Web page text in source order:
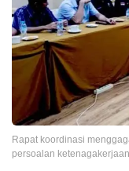
Rapat koordinasi
persoalan